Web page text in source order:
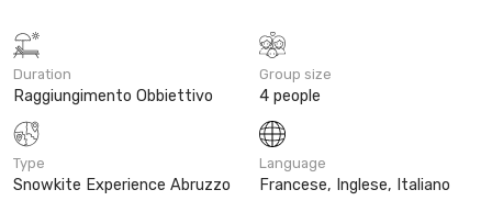
Duration
Raggiungimento Obbiettivo
Group size
4 people
Type
Snowkite Experience Abruzzo
Language
Francese, Inglese, Italiano